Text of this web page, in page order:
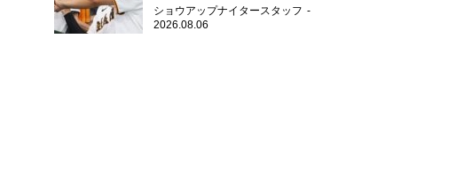
ショウアップナイタースタッフ
2026.08.06